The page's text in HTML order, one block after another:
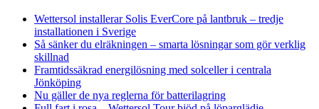
Wettersol installerar Solis EverCore på lantbruk – tredje
installationen i Sverige
Så sänker du elräkningen – smarta lösningar som gör verklig
skillnad
Framtidssäkrad energilösning med solceller i centrala
Jönköping
Nu gäller de nya reglerna för batterilagring